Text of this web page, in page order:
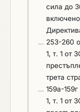
подбор чрез
подбор“,
лицата и
Документи
договора на
на
прилагат
Когато
изискванията на
на
трети лица,
сила до
… 253-260
1, т. 1 от
трета
… 159а-
1, т. 1 от